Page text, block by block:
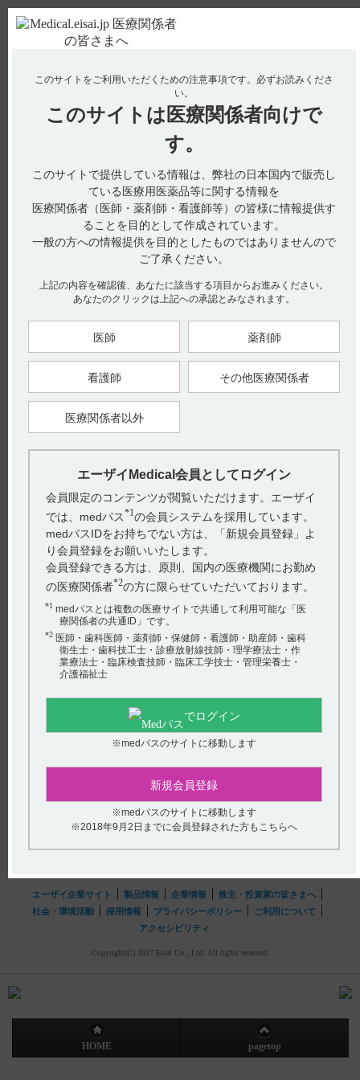
使用期限検索 Drug Information
No : 20515
【ロゼバラミン】 投与する時間は何時が良いの
在宅自己注射解説資材「ロゼバラミンによる治療を受ける患者
さんとご家族へ」には以下の記載がございます。（引用1）
投与する時間について規定はございませんが、打ち忘れ防止の
ため同じ時間に投与することをお勧めします。
1）ロゼバラミンによる治療を受ける患者さんとご家族へQ&A
p18 （RBM1007BKA）
【更新年月】
関連するQ&A
【ロゼバラミン】 組成・性状を教えてください。
【ロゼバラミン】 既に発売されているメチコバール注射
液の何倍量に相当しますか？
【タスフィゴ】 食事の影響について教えてください。
【ロゼバラミン】 週2回投与ですが、投与間隔はどれくら
い空ける必要がありますか？連日での投与は可能でしょう
か。
【ロゼバラミン】 薬剤交付時の取り扱いで、注意するこ
アンケート:ご意見をお聞かせください
送信する
このサイトをご利用いただくための注意事項です。 必ずお読みくださ
い。
このサイトは 医療関係者向けで
す。
このサイトで提供している情報は、弊社の日本国内で販売し
ている医療用医薬品等に関する情報を
医療関係者（医師・薬剤師・看護師等）の皆様に情報提供す
ることを目的として作成されています。
一般の方への情報提供を目的としたものではありませんので
ご了承ください。
上記の内容を確認後、あなたに該当する項目からお進みください。
あなたのクリックは上記への承認とみなされます。
医師 薬剤師
看護師 その他医療関係者
医療関係者以外
エーザイMedical会員としてログイン
会員限定のコンテンツが閲覧いただけます。エーザイ
では、medパス*1の会員システムを採用しています。
medパスIDをお持ちでない方は、「新規会員登録」よ
り会員登録をお願いいたします。
会員登録できる方は、原則、国内の医療機関にお勤め
の医療関係者*2の方に限らせていただいております。
*1 medパスとは複数の医療サイトで共通して利用可能な「医
療関係者の共通ID」です。
*2 医師・歯科医師・薬剤師・保健師・看護師・助産師・歯科
衛生士・歯科技工士・診療放射線技師・理学療法士・作
業療法士・臨床検査技師・臨床工学技士・管理栄養士・
介護福祉士
でログイン
※medパスのサイトに移動します
新規会員登録
※medパスのサイトに移動します
※2018年9月2日までに会員登録された方もこちらへ
(平日9時〜18時 土日・祝日9時〜17時)
フリーダイヤル0120-419-497
インターネットでのお問い合わせ
エーザイ企業サイト 製品情報 企業情報
株主・投資家の皆さまへ
社会・環境活動
採用情報 プライバシーポリシー
ご利用について
アクセシビリティ
Copyright(C) 2017 Eisai Co., Ltd. All rights reserved.
HOME pagetop